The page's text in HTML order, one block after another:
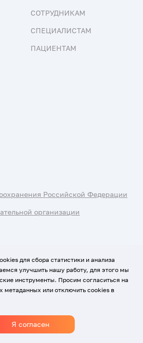
СОТРУДНИКАМ
СПЕЦИАЛИСТАМ
ПАЦИЕНТАМ
Российской Федерации
организации
данных
для сбора статистики и анализа
улучшить нашу работу, для этого мы
инструменты. Просим согласиться на
метаданных или отключить cookies в
Я согласен